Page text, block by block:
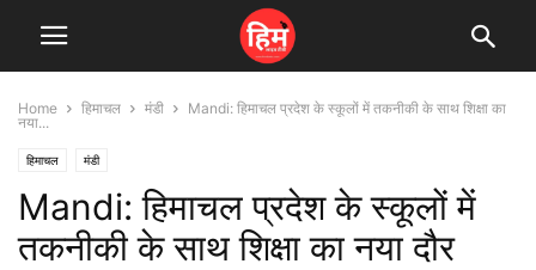
Home हिमाचल मंडी
Mandi: हिमाचल प्रदेश के स्कूलों में तकनीकी के साथ शिक्षा का
नया...
हिमाचल मंडी
Mandi: हिमाचल प्रदेश के स्कूलों में
तकनीकी के साथ शिक्षा का नया दौर